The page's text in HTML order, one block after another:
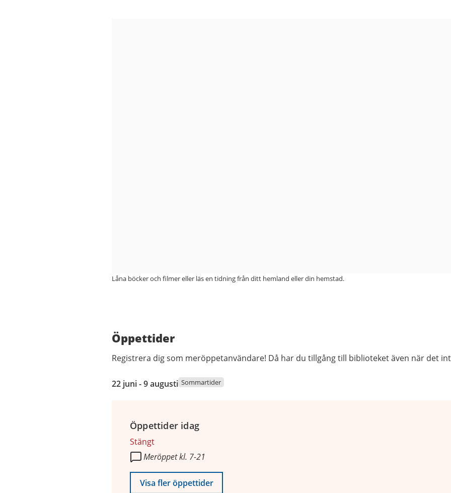
Låna böcker och filmer eller läs en tidning från ditt hemland eller din hemstad.
Öppettider
Registrera dig som meröppetanvändare! Då har du tillgång till biblioteket även när det
22
juni
augusti
22 juni - 9 augusti Sommartider
Öppettider idag
Stängt
Meröppet kl. 7-21
Visa fler öppettider